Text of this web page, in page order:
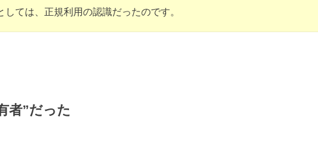
ては、正規利用の認識だったのです。
者”だった